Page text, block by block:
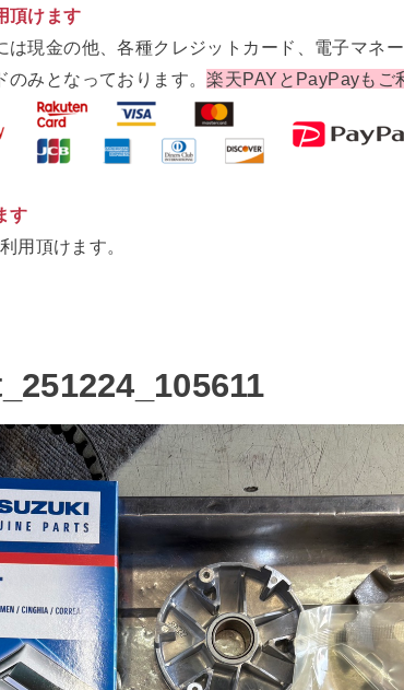
頂けます
は現金の他、各種クレジットカード、電子マネ
のみとなっております。楽天PAYとPayPayもご
す
用頂けます。